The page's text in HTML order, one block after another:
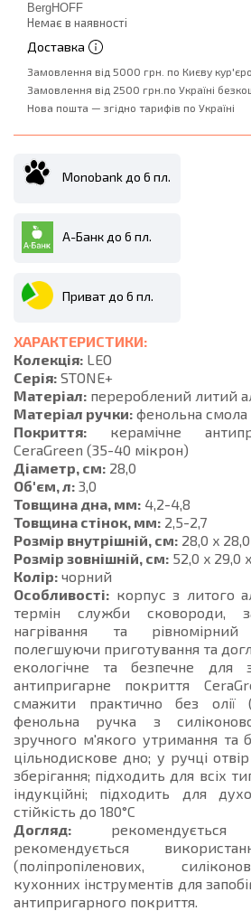
BergHOFF
Немає в наявності
Доставка
Замовлення від 5000 грн. по Києву
Замовлення від 2500 грн.по Україні
Нова пошта — згідно тарифів по Україні
Monobank до 6 пл.
А-Банк до 6 пл.
Приват до 6 пл.
ХАРАКТЕРИСТИКИ:
Колекція: LEO
Серія: STONE+
Матеріал: перероблений литий
Матеріал ручки: фенольна смола
Покриття: керамічне
CeraGreen (35-40 мікрон)
Діаметр, см: 28,0
Об'єм, л: 3,0
Товщина дна, мм: 4,2-4,8
Товщина стінок, мм: 2,5-2,7
Розмір внутрішній, см: 28,0 x
Розмір зовнішній, см: 52,0 x 29,0
Колір: чорний
Особливості: корпус з литого
термін служби сковороди,
нагрівання та
полегшуючи приготування та
екологічне та безпечне для
антипригарне покриття
смажити практично без олії
фенольна ручка з
зручного м'якого утримання та
цільнодискове дно; у ручці
зберігання; підходить для всіх
індукційні; підходить для
стійкість до 180°C
Догляд:
рекомендується
(поліпропіленових,
кухонних інструментів для
антипригарного покриття.